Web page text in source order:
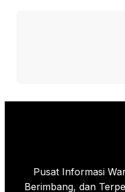
Pusat Informasi
Berimbang, dan